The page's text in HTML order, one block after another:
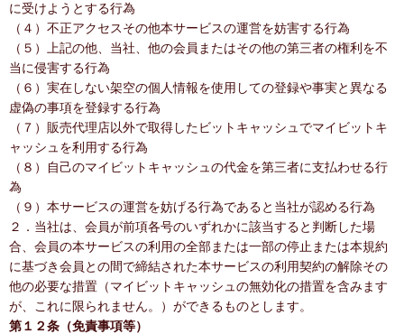
に受けようとする行為
（４）不正アクセスその他本サービスの運営を妨害する行為
（５）上記の他、当社、他の会員またはその他の第三者の権利を不
当に侵害する行為
（６）実在しない架空の個人情報を使用しての登録や事実と異なる
虚偽の事項を登録する行為
（７）販売代理店以外で取得したビットキャッシュでマイビットキ
ャッシュを利用する行為
（８）自己のマイビットキャッシュの代金を第三者に支払わせる行
為
（９）本サービスの運営を妨げる行為であると当社が認める行為
２．当社は、会員が前項各号のいずれかに該当すると判断した場
合、会員の本サービスの利用の全部または一部の停止または本規約
に基づき会員との間で締結された本サービスの利用契約の解除その
他の必要な措置（マイビットキャッシュの無効化の措置を含みます
が、これに限られません。）ができるものとします。
第１２条（免責事項等）